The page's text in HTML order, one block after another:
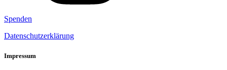
Spenden
Datenschutzerklärung
Impressum